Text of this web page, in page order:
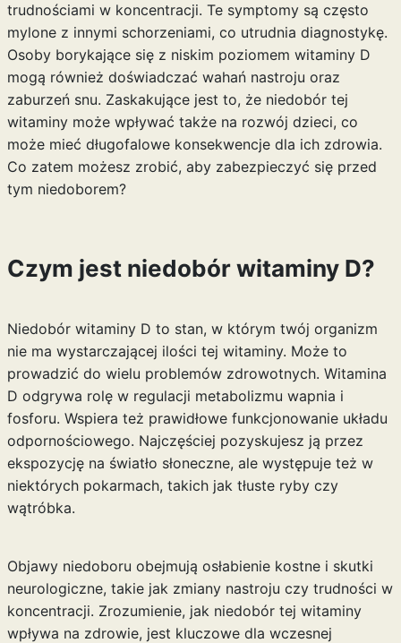
trudnościami w koncentracji. Te symptomy są często
mylone z innymi schorzeniami, co utrudnia diagnostykę.
Osoby borykające się z niskim poziomem witaminy D
mogą również doświadczać wahań nastroju oraz
zaburzeń snu. Zaskakujące jest to, że niedobór tej
witaminy może wpływać także na rozwój dzieci, co
może mieć długofalowe konsekwencje dla ich zdrowia.
Co zatem możesz zrobić, aby zabezpieczyć się przed
tym niedoborem?
Czym jest niedobór witaminy D?
Niedobór witaminy D to stan, w którym twój organizm
nie ma wystarczającej ilości tej witaminy. Może to
prowadzić do wielu problemów zdrowotnych. Witamina
D odgrywa rolę w regulacji metabolizmu wapnia i
fosforu. Wspiera też prawidłowe funkcjonowanie układu
odpornościowego. Najczęściej pozyskujesz ją przez
ekspozycję na światło słoneczne, ale występuje też w
niektórych pokarmach, takich jak tłuste ryby czy
wątróbka.
Objawy niedoboru obejmują osłabienie kostne i skutki
neurologiczne, takie jak zmiany nastroju czy trudności w
koncentracji. Zrozumienie, jak niedobór tej witaminy
wpływa na zdrowie, jest kluczowe dla wczesnej